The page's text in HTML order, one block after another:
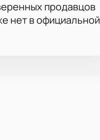
продавцов
нет в официальной